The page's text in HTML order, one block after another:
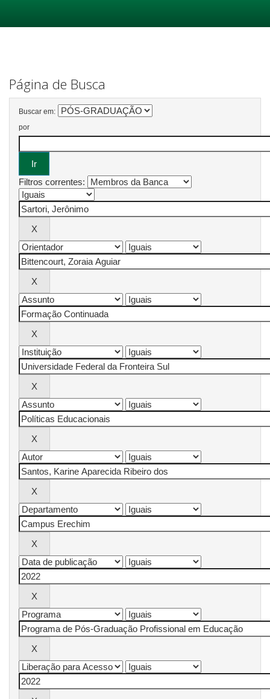
Página de Busca
Buscar em:
por
Filtros correntes: